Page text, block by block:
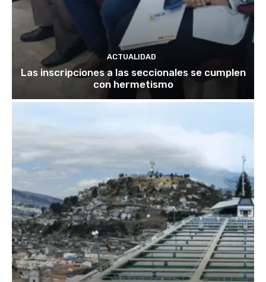
ACTUALIDAD
Las inscripciones a las seccionales se cumplen
con hermetismo